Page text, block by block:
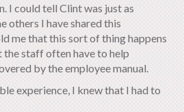
I could tell Clint was just as
others I have shared this
me that this sort of thing happens
the staff often have to help
by the employee manual.
experience, I knew that I had to